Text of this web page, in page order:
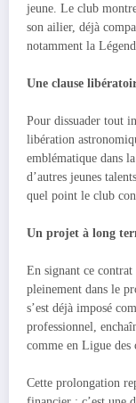
jeune. Le club
son ailier, déjà
notamment la
Une clause
Pour dissuader tout
libération
emblématique dans
d’autres jeunes
quel point le club
Un projet à long
En signant ce
pleinement dans le
s’est déjà imposé
professionnel,
comme en Ligue des
Cette prolongation